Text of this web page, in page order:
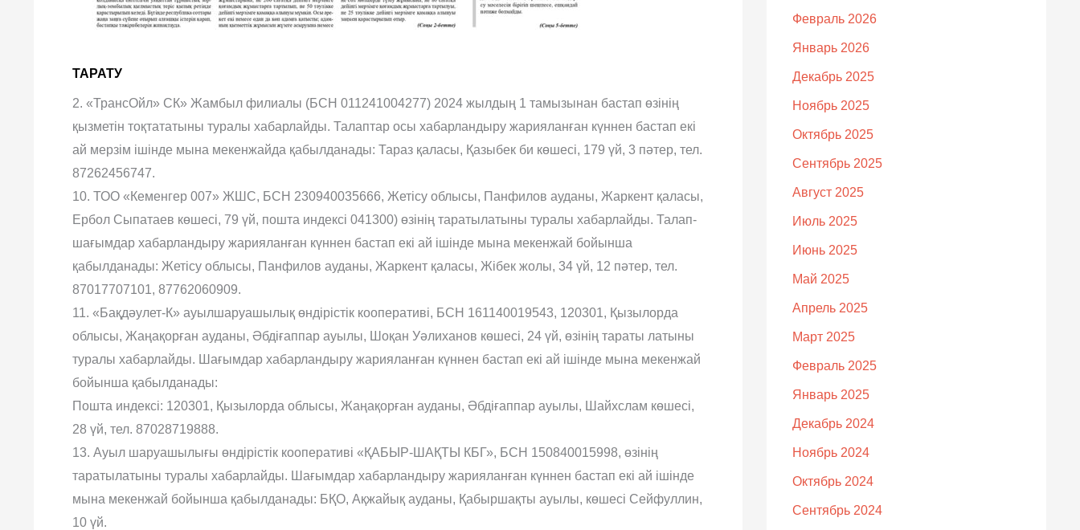
ТАРАТУ
2. «ТрансОйл» СК» Жамбыл филиалы (БСН 011241004277) 2024 жылдың 1 тамызынан бастап өзінің
қызметін тоқтататыны туралы хабарлайды. Талаптар осы хабарландыру жарияланған күннен бастап екі
ай мерзім ішінде мына мекенжайда қабылданады: Тараз қаласы, Қазыбек би көшесі, 179 үй, 3 пәтер, тел.
87262456747.
10. ТОО «Кеменгер 007» ЖШС, БСН 230940035666, Жетісу облысы, Панфилов ауданы, Жаркент қаласы,
Ербол Сыпатаев көшесі, 79 үй, пошта индексі 041300) өзінің таратылатыны туралы хабарлайды. Талап-
шағымдар хабарландыру жарияланған күннен бастап екі ай ішінде мына мекенжай бойынша
қабылданады: Жетісу облысы, Панфилов ауданы, Жаркент қаласы, Жібек жолы, 34 үй, 12 пәтер, тел.
87017707101, 87762060909.
11. «Бақдәулет-К» ауылшаруашылық өндірістік кооперативі, БСН 161140019543, 120301, Қызылорда
облысы, Жаңақорған ауданы, Әбдіғаппар ауылы, Шоқан Уәлиханов көшесі, 24 үй, өзінің тараты латыны
туралы хабарлайды. Шағымдар хабарландыру жарияланған күннен бастап екі ай ішінде мына мекенжай
бойынша қабылданады:
Пошта индексі: 120301, Қызылорда облысы, Жаңақорған ауданы, Әбдіғаппар ауылы, Шайхслам көшесі,
28 үй, тел. 87028719888.
13. Ауыл шаруашылығы өндірістік кооперативі «ҚАБЫР-ШАҚТЫ КБГ», БСН 150840015998, өзінің
таратылатыны туралы хабарлайды. Шағымдар хабарландыру жарияланған күннен бастап екі ай ішінде
мына мекенжай бойынша қабылданады: БҚО, Ақжайық ауданы, Қабыршақты ауылы, көшесі Сейфуллин,
10 үй.
Февраль 2026
Январь 2026
Декабрь 2025
Ноябрь 2025
Октябрь 2025
Сентябрь 2025
Август 2025
Июль 2025
Июнь 2025
Май 2025
Апрель 2025
Март 2025
Февраль 2025
Январь 2025
Декабрь 2024
Ноябрь 2024
Октябрь 2024
Сентябрь 2024